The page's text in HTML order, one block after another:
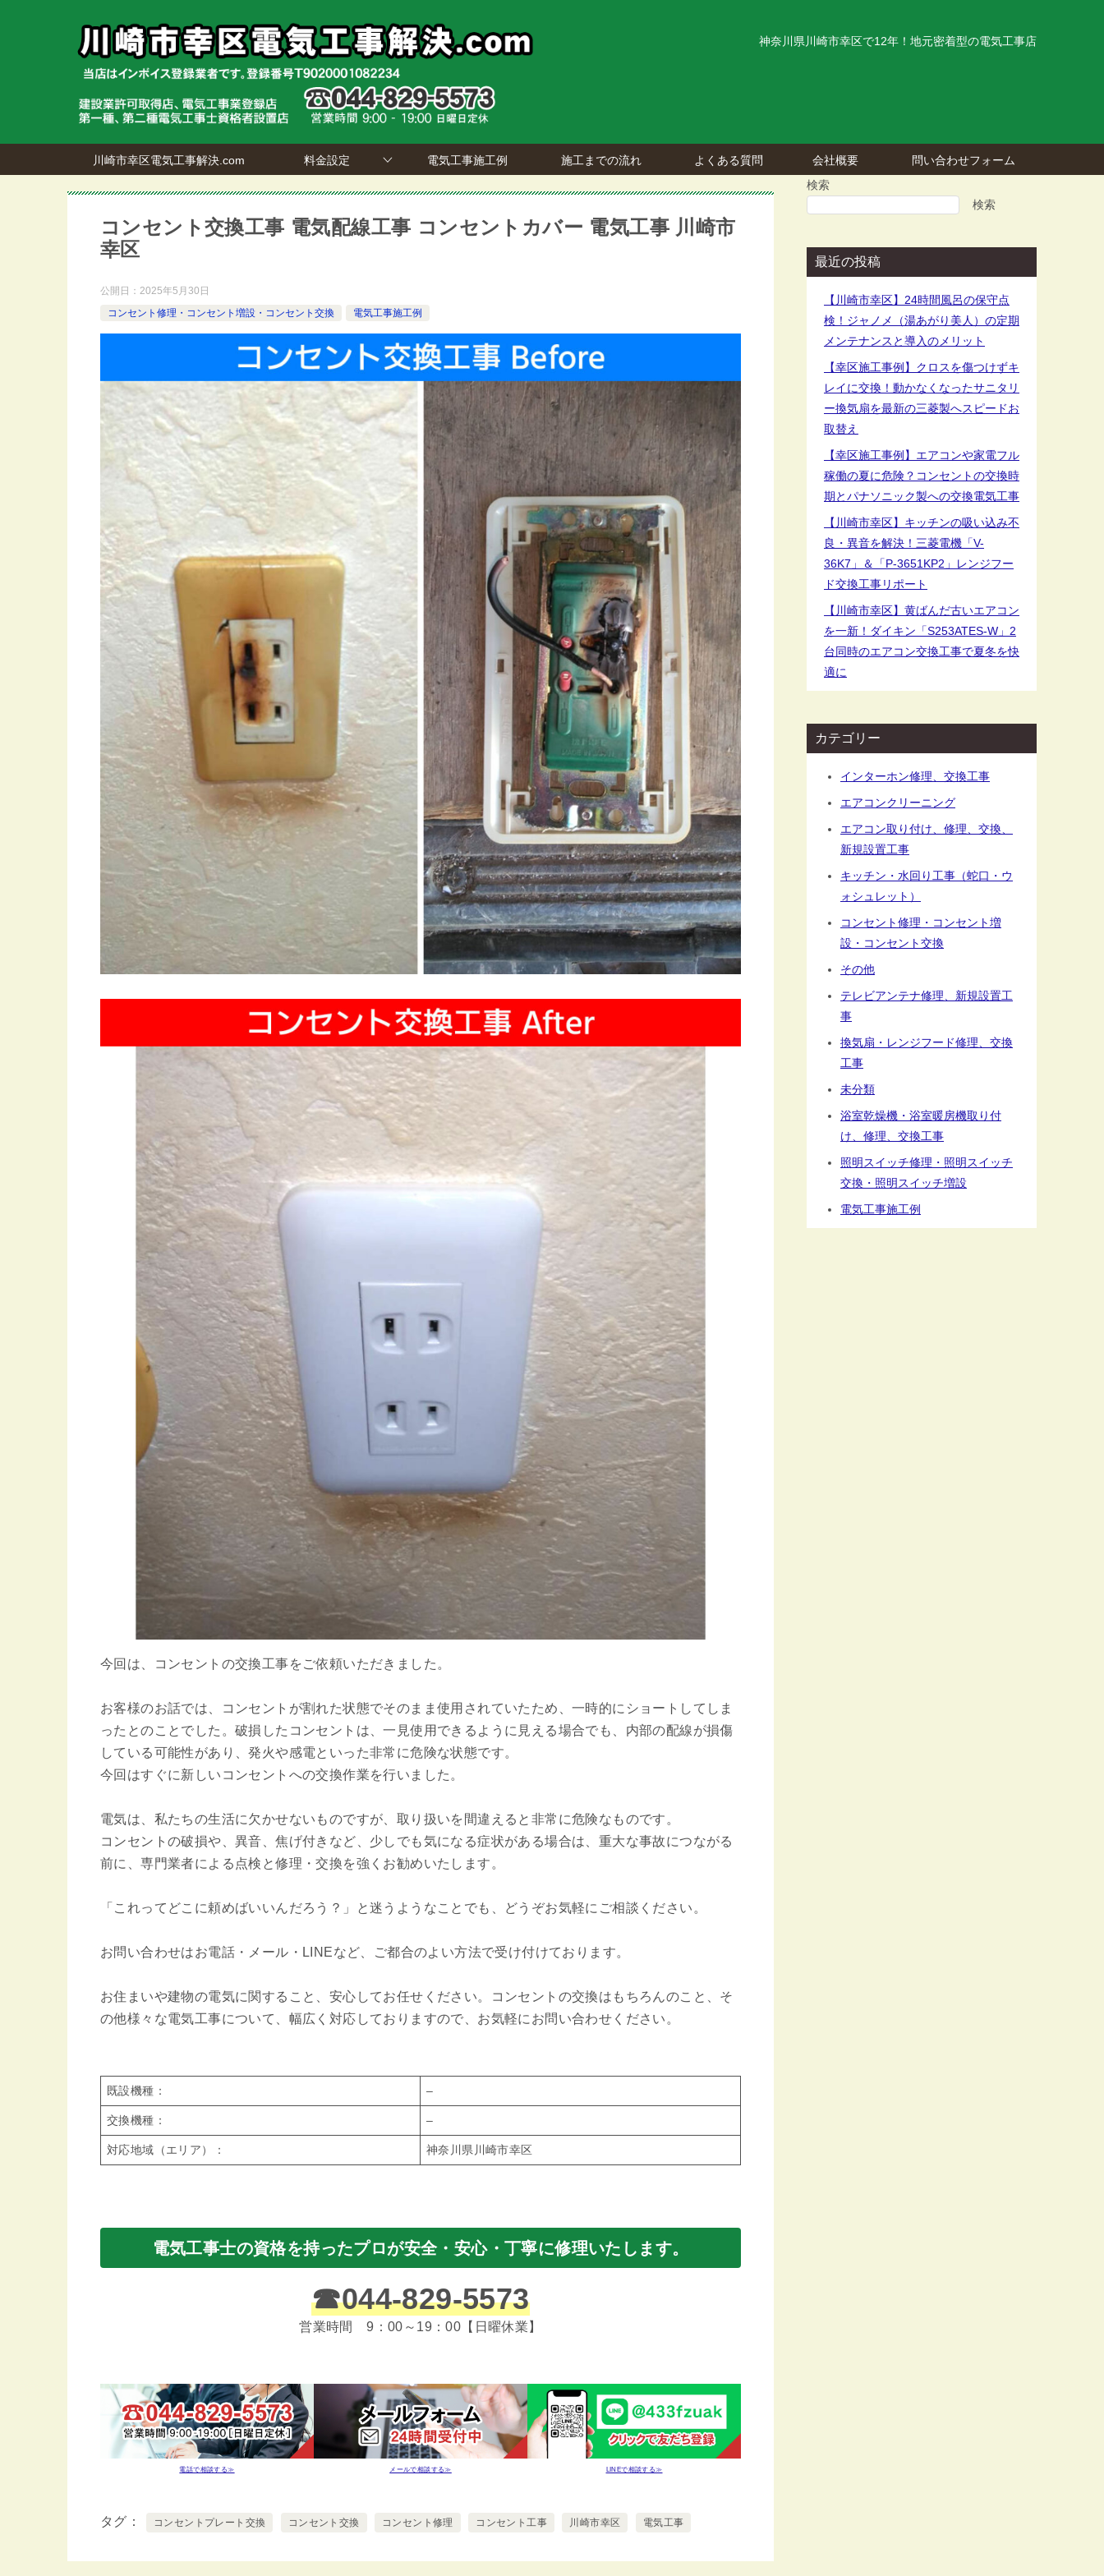
神奈川県川崎市幸区で12年！地元密着型の電気工事店
川崎市幸区電気工事解決.com 料金設定 電気工事施工例 施工までの流れ よくある質問 会社概要 問い合わせフォーム
コンセント交換工事 電気配線工事 コンセントカバー 電気工事 川崎市
幸区
公開日： 2025年5月30日
コンセント修理・コンセント増設・コンセント交換
電気工事施工例
今回は、コンセントの交換工事をご依頼いただきました。
お客様のお話では、コンセントが割れた状態でそのまま使用されていたため、一時的にショートしてしま
ったとのことでした。破損したコンセントは、一見使用できるように見える場合でも、内部の配線が損傷
している可能性があり、発火や感電といった非常に危険な状態です。
今回はすぐに新しいコンセントへの交換作業を行いました。
電気は、私たちの生活に欠かせないものですが、取り扱いを間違えると非常に危険なものです。
コンセントの破損や、異音、焦げ付きなど、少しでも気になる症状がある場合は、重大な事故につながる
前に、専門業者による点検と修理・交換を強くお勧めいたします。
「これってどこに頼めばいいんだろう？」と迷うようなことでも、どうぞお気軽にご相談ください。
お問い合わせはお電話・メール・LINEなど、ご都合のよい方法で受け付けております。
お住まいや建物の電気に関すること、安心してお任せください。コンセントの交換はもちろんのこと、そ
の他様々な電気工事について、幅広く対応しておりますので、お気軽にお問い合わせください。
既設機種： –
交換機種： –
対応地域（エリア）： 神奈川県川崎市幸区
電気工事士の資格を持ったプロが安全・安心・丁寧に修理いたします。
☎044-829-5573
営業時間 9：00～19：00【日曜休業】
電話で相談する≫ メールで相談する≫ LINEで相談する≫
タグ コンセントプレート交換 コンセント交換 コンセント修理 コンセント工事 川崎市幸区 電気工事
検索
検索
最近の投稿
【川崎市幸区】24時間風呂の保守点
検！ジャノメ（湯あがり美人）の定期
メンテナンスと導入のメリット
【幸区施工事例】クロスを傷つけずキ
レイに交換！動かなくなったサニタリ
ー換気扇を最新の三菱製へスピードお
取替え
【幸区施工事例】エアコンや家電フル
稼働の夏に危険？コンセントの交換時
期とパナソニック製への交換電気工事
【川崎市幸区】キッチンの吸い込み不
良・異音を解決！三菱電機「V-
36K7」＆「P-3651KP2」レンジフー
ド交換工事リポート
【川崎市幸区】黄ばんだ古いエアコン
を一新！ダイキン「S253ATES-W」2
台同時のエアコン交換工事で夏冬を快
適に
カテゴリー
インターホン修理、交換工事
エアコンクリーニング
エアコン取り付け、修理、交換、
新規設置工事
キッチン・水回り工事（蛇口・ウ
ォシュレット）
コンセント修理・コンセント増
設・コンセント交換
その他
テレビアンテナ修理、新規設置工
事
換気扇・レンジフード修理、交換
工事
未分類
浴室乾燥機・浴室暖房機取り付
け、修理、交換工事
照明スイッチ修理・照明スイッチ
交換・照明スイッチ増設
電気工事施工例